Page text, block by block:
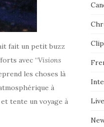
fait un petit buzz
avec “Visions
les choses là
à
tente un voyage à
Clip